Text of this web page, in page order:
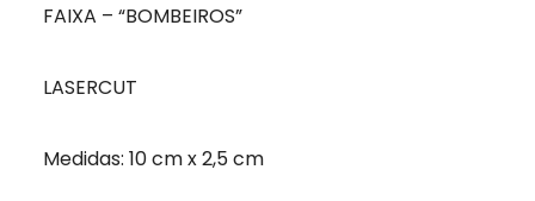
FAIXA – “BOMBEIROS”
LASERCUT
Medidas: 10 cm x 2,5 cm